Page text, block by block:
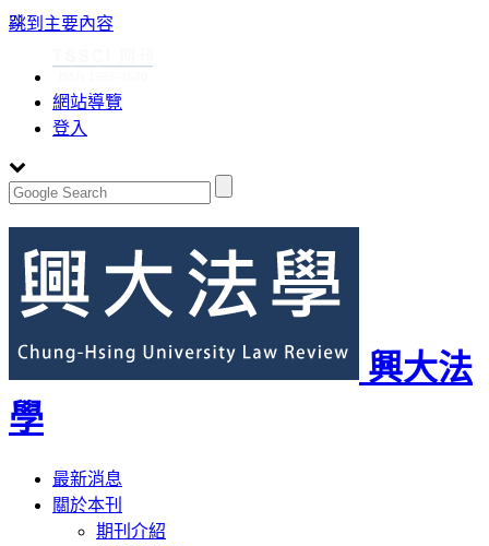
跳到主要內容
:::
網站導覽
登入
興大法
學
Toggle
navigation
最新消息
關於本刊
期刊介紹